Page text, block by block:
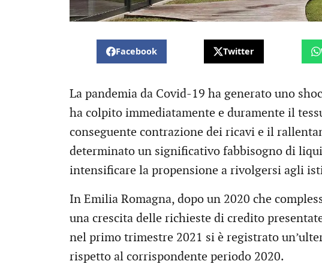
Facebook Twitter
La pandemia da Covid-19 ha generato uno
ha colpito immediatamente e duramente il
conseguente contrazione dei ricavi e il
determinato un significativo fabbisogno di
intensificare la propensione a rivolgersi agli
In Emilia Romagna, dopo un 2020 che
una crescita delle richieste di credito
nel primo trimestre 2021 si è registrato
rispetto al corrispondente periodo 2020.